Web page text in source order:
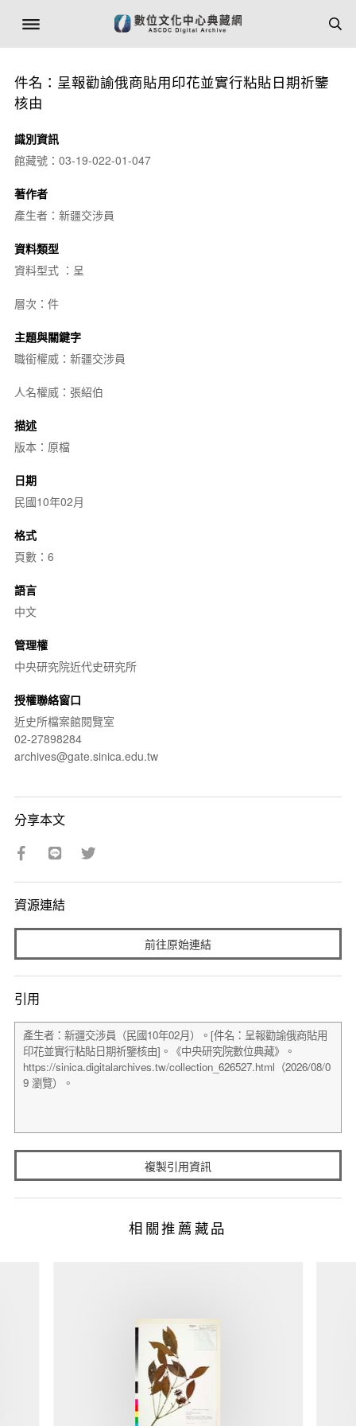
件名：呈報勸諭俄商貼用印花並實行粘貼日期祈鑒
核由
識別資訊
館藏號：03-19-022-01-047
著作者
產生者：新疆交涉員
資料類型
資料型式 ：呈
層次：件
主題與關鍵字
職銜權威：新疆交涉員
人名權威：張紹伯
描述
版本：原檔
日期
民國10年02月
格式
頁數：6
語言
中文
管理權
中央研究院近代史研究所
授權聯絡窗口
近史所檔案館閱覽室
02-27898284
archives@gate.sinica.edu.tw
分享本文
資源連結
前往原始連結
引用
複製引用資訊
相關推薦藏品